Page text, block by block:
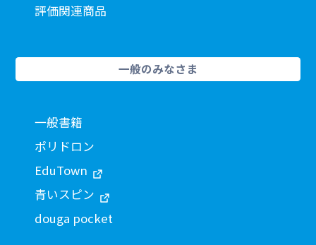
評価関連商品
一般のみなさま
一般書籍
ポリドロン
EduTown
青いスピン
douga pocket